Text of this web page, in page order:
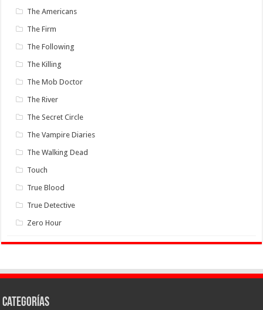
The Americans
The Firm
The Following
The Killing
The Mob Doctor
The River
The Secret Circle
The Vampire Diaries
The Walking Dead
Touch
True Blood
True Detective
Zero Hour
Categorías